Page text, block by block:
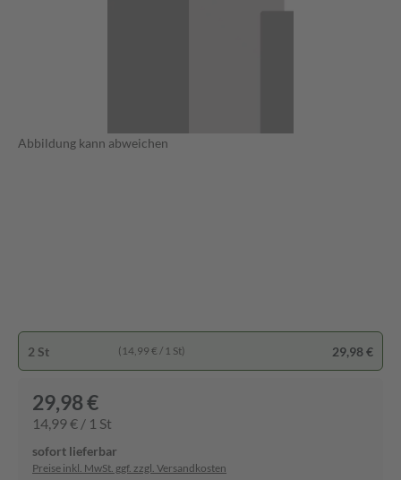
Abbildung kann abweichen
2 St (14,99 € / 1 St) 29,98 €
29,98 €
14,99 € / 1 St
sofort lieferbar
Preise inkl. MwSt. ggf. zzgl. Versandkosten